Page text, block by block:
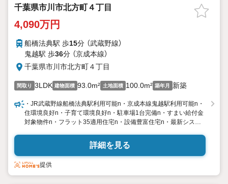
千葉県市川市北方町４丁目
4,090万円
船橋法典駅 歩15分 （武蔵野線）
鬼越駅 歩36分 （京成本線）
千葉県市川市北方町４丁目
間取り 3LDK 建物面積 93.0m² 土地面積 100.0m² 築年月 新築
・JR武蔵野線船橋法典駅利用可能n・京成本線鬼越駅利用可能n・
住環境良好n・子育て環境良好n・駐車場1台完備n・すまい給付金
対象物件n・フラット35適用住宅n・設備豊富住宅n・最新システ
スn・独立洗面台n・全室ペアガラスn・断熱玄関ドアn・将来的に
間取りの変更がしやすいスケルトインフィル仕様n・耐震等級3取
得n・断熱性が高いポリスチレンフォーム断熱材採用
詳細を見る
提供